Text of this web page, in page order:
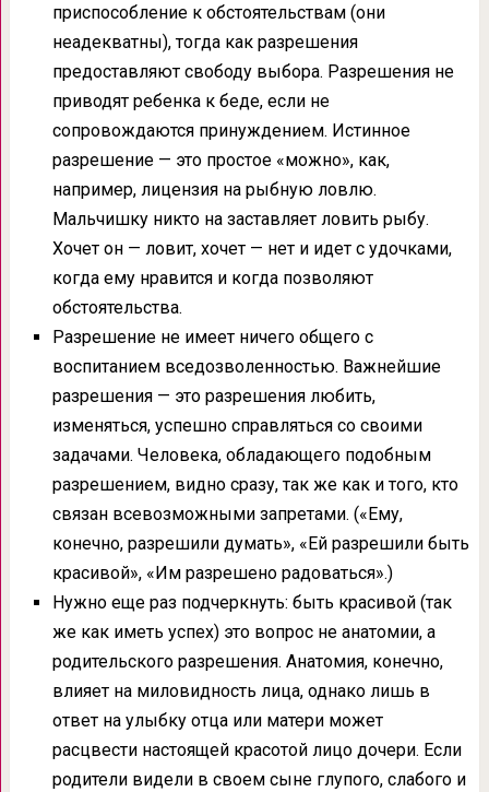
приспособление к обстоятельствам (они
неадекватны), тогда как разрешения
предоставляют свободу выбора. Разрешения не
приводят ребенка к беде, если не
сопровождаются принуждением. Истинное
разрешение — это простое «можно», как,
например, лицензия на рыбную ловлю.
Мальчишку никто на заставляет ловить рыбу.
Хочет он — ловит, хочет — нет и идет с удочками,
когда ему нравится и когда позволяют
обстоятельства.
Разрешение не имеет ничего общего с
воспитанием вседозволенностью. Важнейшие
разрешения — это разрешения любить,
изменяться, успешно справляться со своими
задачами. Человека, обладающего подобным
разрешением, видно сразу, так же как и того, кто
связан всевозможными запретами. («Ему,
конечно, разрешили думать», «Ей разрешили быть
красивой», «Им разрешено радоваться».)
Нужно еще раз подчеркнуть: быть красивой (так
же как иметь успех) это вопрос не анатомии, а
родительского разрешения. Анатомия, конечно,
влияет на миловидность лица, однако лишь в
ответ на улыбку отца или матери может
расцвести настоящей красотой лицо дочери. Если
родители видели в своем сыне глупого, слабого и